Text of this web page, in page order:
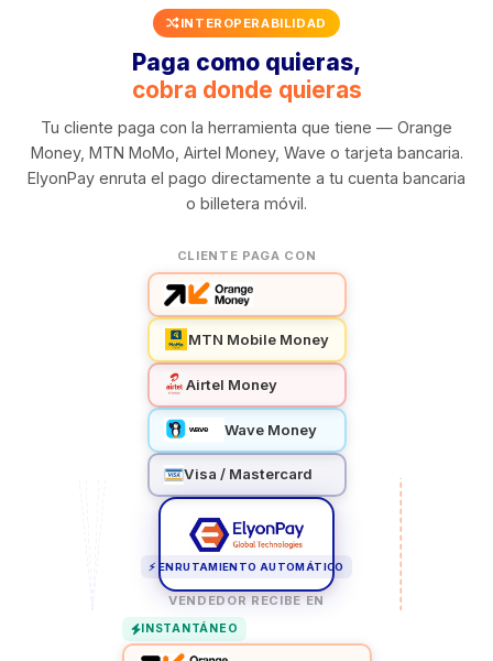
INTEROPERABILIDAD
Paga como quieras,
cobra donde quieras
Tu cliente paga con la herramienta que tiene — Orange
Money, MTN MoMo, Airtel Money, Wave o tarjeta bancaria.
ElyonPay enruta el pago directamente a tu cuenta bancaria
o billetera móvil.
CLIENTE PAGA CON
MTN Mobile Money
Airtel Money
Wave Money
Visa / Mastercard
⚡ ENRUTAMIENTO AUTOMÁTICO
VENDEDOR RECIBE EN
INSTANTÁNEO